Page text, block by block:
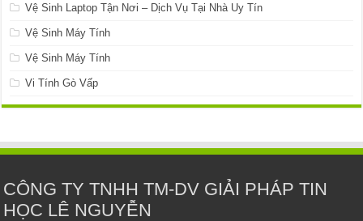
Vệ Sinh Laptop Tận Nơi – Dịch Vụ Tại Nhà Uy Tín
Vệ Sinh Máy Tính
Vệ Sinh Máy Tính
Vi Tính Gò Vấp
CÔNG TY TNHH TM-DV GIẢI PHÁP TIN
HỌC LÊ NGUYỄN